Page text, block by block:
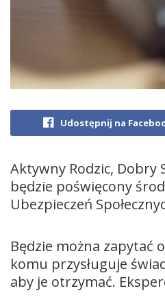
Udostępnij na
Aktywny Rodzic,
będzie poświęcony
Ubezpieczeń
Będzie można zapytać
komu przysługuje
aby je otrzymać.